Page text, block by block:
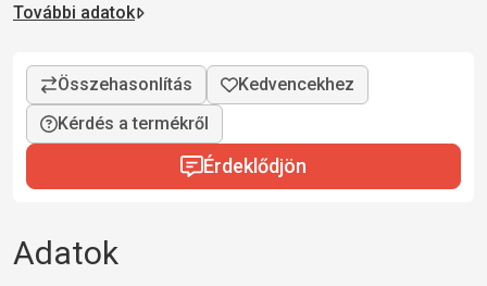
További adatok
Kérdés a termékről
Érdeklődjön
Adatok